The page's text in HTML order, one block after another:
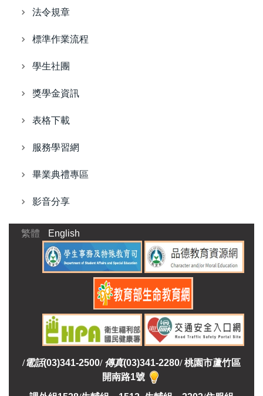
法令規章
標準作業流程
學生社團
獎學金資訊
表格下載
服務學習網
畢業典禮專區
影音分享
繁體 English
/電話(03)341-2500/ 傳真(03)341-2280/ 桃園市蘆竹區
開南路1號